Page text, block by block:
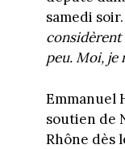
samedi soir.
peu. Moi, je
Emmanuel
soutien de
Rhône dès